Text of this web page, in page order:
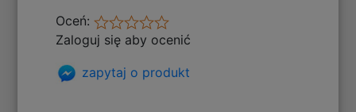
Oceń:
Zaloguj się aby ocenić
zapytaj o produkt